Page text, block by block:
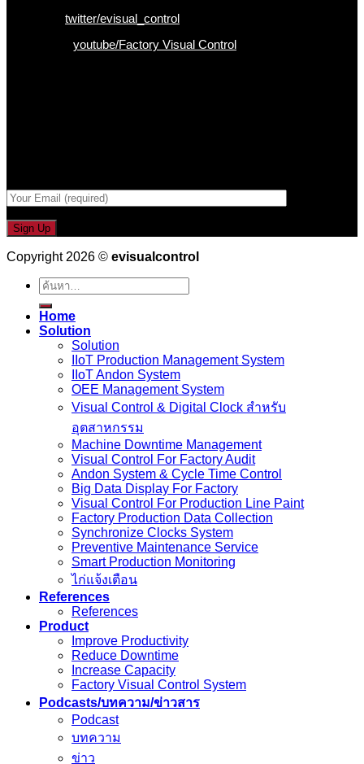
twitter/evisual_control
youtube/Factory Visual Control
Copyright 2026 © evisualcontrol
ค้นหา:
Home
Solution
Solution
IIoT Production Management System
IIoT Andon System
OEE Management System
Visual Control & Digital Clock สำหรับ
อุตสาหกรรม
Machine Downtime Management
Visual Control For Factory Audit
Andon System & Cycle Time Control
Big Data Display For Factory
Visual Control For Production Line Paint
Factory Production Data Collection
Synchronize Clocks System
Preventive Maintenance Service
Smart Production Monitoring
ไก่แจ้งเตือน
References
References
Product
Improve Productivity
Reduce Downtime
Increase Capacity
Factory Visual Control System
Podcasts/บทความ/ข่าวสาร
Podcast
บทความ
ข่าว